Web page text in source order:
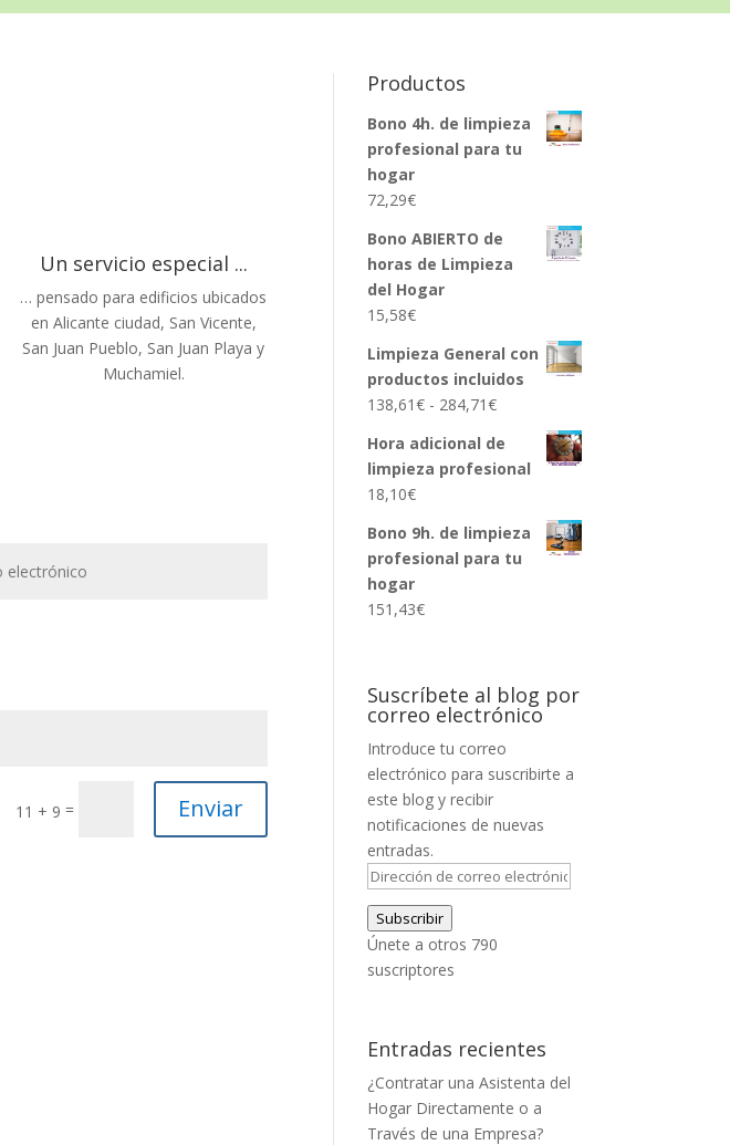
Un servicio especial ...
… pensado para edificios ubicados
en Alicante ciudad, San Vicente,
San Juan Pueblo, San Juan Playa y
Muchamiel.
11 + 9 = Enviar
Productos
Bono 4h. de limpieza
profesional para tu
hogar
72,29€
Bono ABIERTO de
horas de Limpieza
del Hogar
15,58€
Limpieza General con
productos incluidos
138,61€ - 284,71€Rango
precios:
desde
hasta
284,71€
Hora adicional de
limpieza profesional
18,10€
Bono 9h. de limpieza
profesional para tu
hogar
151,43€
Suscríbete al blog por
correo electrónico
Introduce tu correo
electrónico para suscribirte a
este blog y recibir
notificaciones de nuevas
entradas.
Dirección
correo
electrónico
Subscribir
Únete a otros 790
suscriptores
Entradas recientes
¿Contratar una Asistenta del
Hogar Directamente o a
Través de una Empresa?